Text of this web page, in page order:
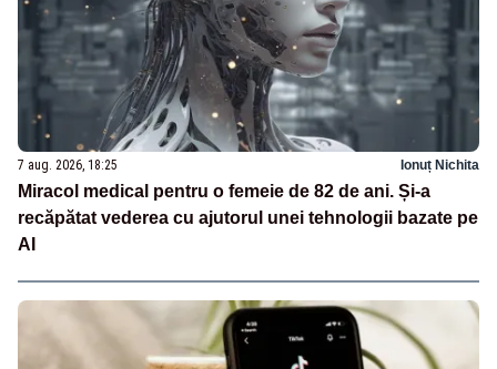
7 aug. 2026, 18:25 Ionuț Nichita
Miracol medical pentru o femeie de 82 de ani. Și-a
recăpătat vederea cu ajutorul unei tehnologii bazate pe
AI